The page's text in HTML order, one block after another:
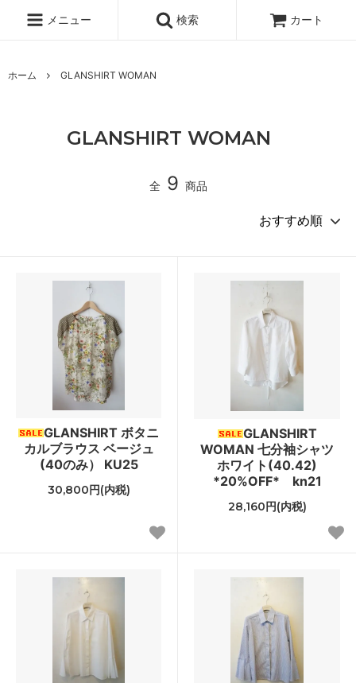
メニュー 検索 カート
ホーム GLANSHIRT WOMAN
GLANSHIRT WOMAN
全 9 商品
GLANSHIRT ボタニ
カルブラウス ベージュ
(40のみ） KU25
30,800円(内税)
GLANSHIRT
WOMAN 七分袖シャツ
ホワイト(40.42)
*20%OFF* kn21
28,160円(内税)